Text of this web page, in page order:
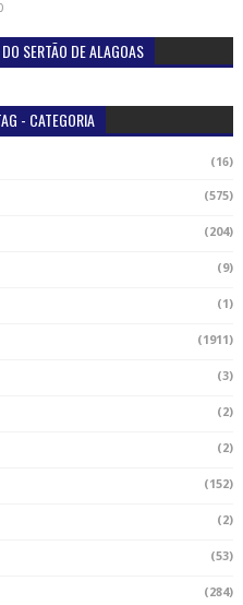
SERTÃO DE ALAGOAS
- CATEGORIA
(16)
(575)
(204)
(9)
(1)
(1911)
(3)
(2)
(2)
(152)
(2)
(53)
(284)